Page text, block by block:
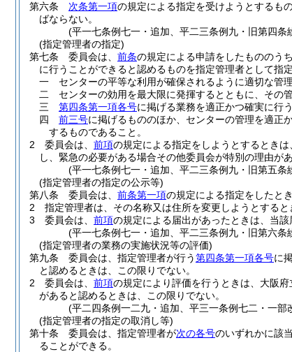
第六条
次条第一項の規定による指定を受けようとするもの
ばならない。
(平一七条例七一・追加、平二三条例九・旧第四
(指定管理者の指定)
第七条
委員会は、 前条の規定による申請をしたもののう
に行うことができると認めるものを指定管理者として指
一
センターの平等な利用が確保されるように適切な管
二
センターの効用を最大限に発揮するとともに、その
三
第四条第一項各号に掲げる業務を適正かつ確実に行
四
前三号に掲げるもののほか、センターの管理を適正
するものであること。
2
委員会は、 前項の規定による指定をしようとするとき
し、緊急の必要がある場合その他委員会が特別の理由が
(平一七条例七一・追加、平二三条例九・旧第五
(指定管理者の指定の公示等)
第八条
委員会は、 前条第一項の規定による指定をしたと
2
指定管理者は、その名称又は住所を変更しようとする
3
委員会は、 前項の規定による届出があったときは、当
(平一七条例七一・追加、平二三条例九・旧第六
(指定管理者の業務の実施状況等の評価)
第九条
委員会は、指定管理者が行う第四条第一項各号に
と認めるときは、この限りでない。
2
委員会は、 前項の規定により評価を行うときは、大阪
があると認めるときは、この限りでない。
(平二四条例一二九・追加、平三一条例七二・一部
(指定管理者の指定の取消し等)
第十条
委員会は、指定管理者が次の各号のいずれかに該
ることができる。